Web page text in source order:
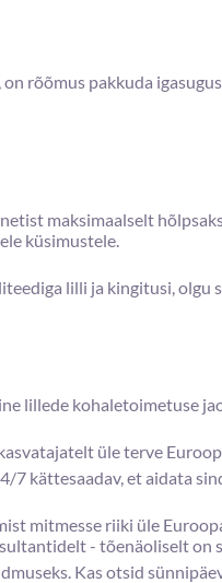
rõõmus pakkuda
maksimaalselt
küsimustele.
lilli ja kingitusi, olgu
lillede kohaletoimetuse
üle terve
7 kättesaadav, et aidata
mitmesse riiki üle
- tõenäoliselt on
Kas otsid